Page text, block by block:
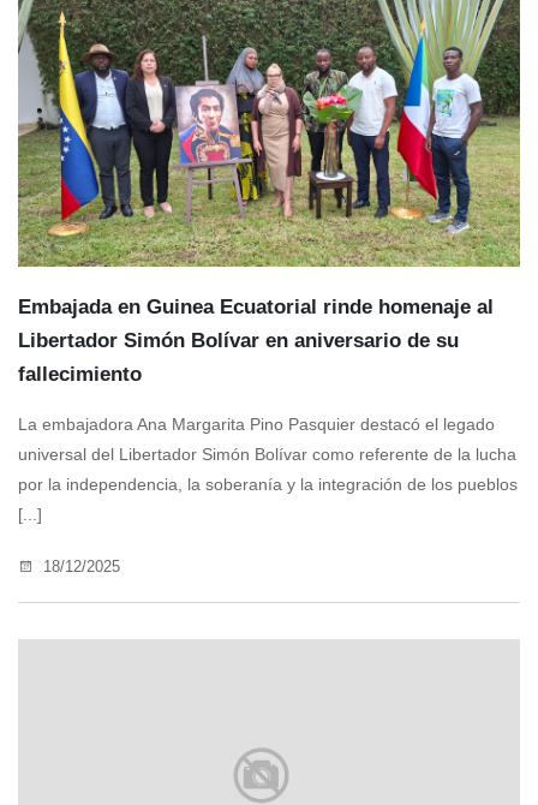
Embajada en Guinea Ecuatorial rinde homenaje al
Libertador Simón Bolívar en aniversario de su
fallecimiento
La embajadora Ana Margarita Pino Pasquier destacó el legado
universal del Libertador Simón Bolívar como referente de la lucha
por la independencia, la soberanía y la integración de los pueblos
[...]
18/12/2025